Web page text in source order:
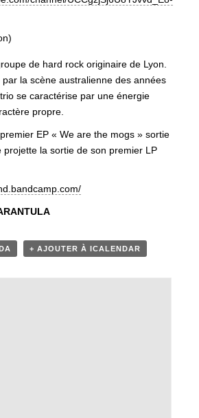
de hard rock originaire de Lyon.
la scène australienne des années
se caractérise par une énergie
propre.
EP « We are the mogs » sortie
projette la sortie de son premier LP
+ AJOUTER À ICALENDAR